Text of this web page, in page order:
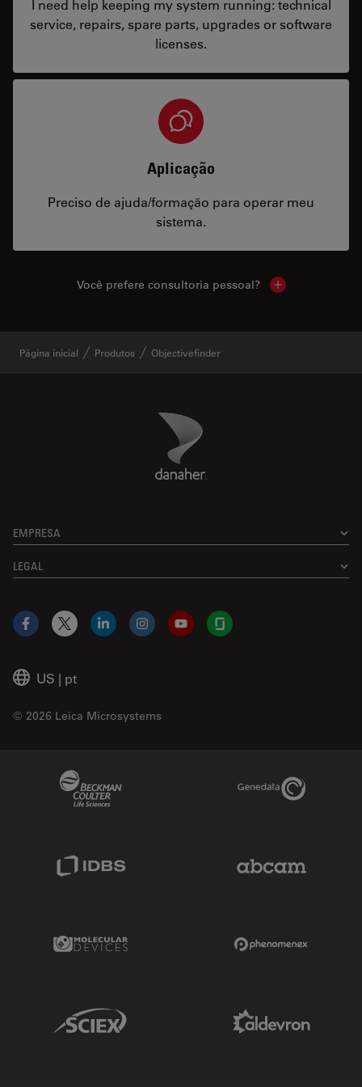
I need help keeping my system running: technical
service, repairs, spare parts, upgrades or software
licenses.
Aplicação
Preciso de ajuda/formação para operar meu
sistema.
Você prefere consultoria pessoal? Show local
Página inicial Produtos Objectivefinder
Danaher Logo
EMPRESA
LEGAL
US | pt
© 2026 Leica Microsystems
Facebook
X LinkedInInstagramYouTubeGlassdoor
Genedata Link
Molecular Devices Link
Sciex Link